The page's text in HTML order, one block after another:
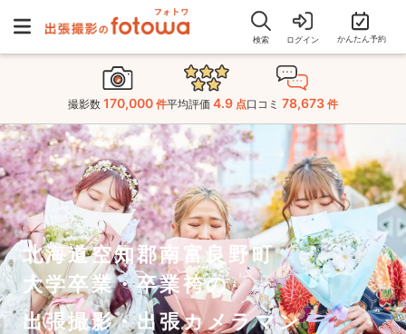
検索 ログイン かんたん予約
撮影数 170,000 件平均評価 4.9 点口コミ 78,673 件
北海道空知郡南富良野町
大学卒業・卒業袴の
出張撮影・出張カメラマン